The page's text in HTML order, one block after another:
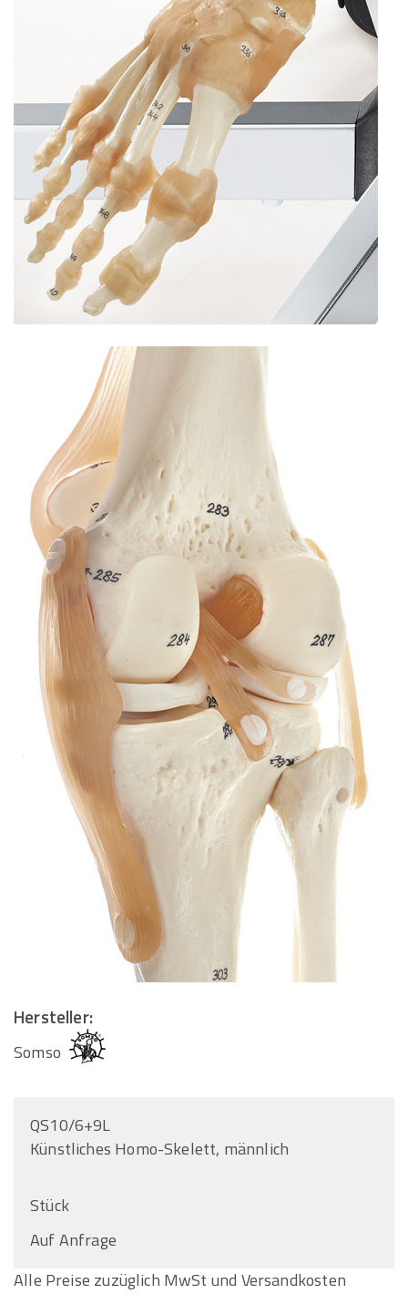
Hersteller:
Somso
QS10/6+9L
Künstliches Homo-Skelett, männlich
Stück
Auf Anfrage
Alle Preise zuzüglich MwSt und Versandkosten